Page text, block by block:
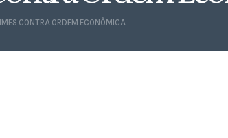
CONTRA ORDEM ECONÔMICA